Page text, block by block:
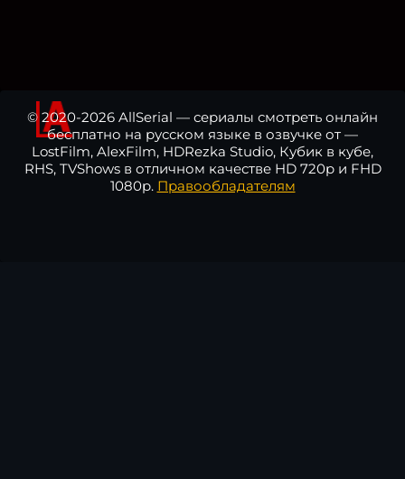
© 2020-2026 AllSerial — сериалы смотреть онлайн
бесплатно на русском языке в озвучке от —
LostFilm, AlexFilm, HDRezka Studio, Кубик в кубе,
RHS, TVShows в отличном качестве HD 720p и FHD
1080p. Правообладателям